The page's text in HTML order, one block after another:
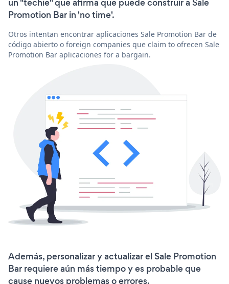
Promotion Bar in 'no time'.
Otros intentan encontrar aplicaciones Sale Promotion Bar de
código abierto o foreign companies que claim to ofrecen Sale
Promotion Bar aplicaciones for a bargain.
Además, personalizar y actualizar el Sale Promotion
Bar requiere aún más tiempo y es probable que
cause nuevos problemas o errores.